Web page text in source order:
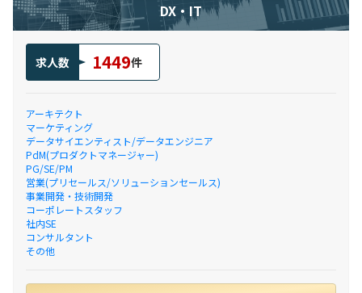
DX・IT
求人数 1449件
アーキテクト
マーケティング
データサイエンティスト/データエンジニア
PdM(プロダクトマネージャー)
PG/SE/PM
営業(プリセールス/ソリューションセールス)
事業開発・技術開発
コーポレートスタッフ
社内SE
コンサルタント
その他